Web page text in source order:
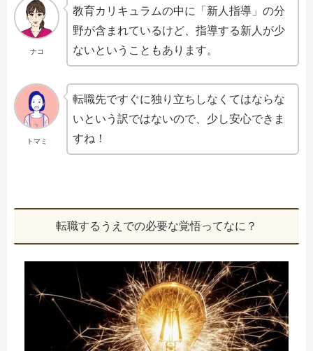
ナコ
教育カリキュラムの中に「新人指導」の分
野が含まれているけど、指導する新人が少
ないということもあります。
トマミ
転職先ですぐに独り立ちしなくてはならな
いという訳ではないので、少し安心できま
すね！
転職するうえでの必要な覚悟ってなに？